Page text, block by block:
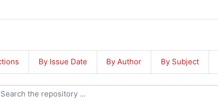
By Issue Date By Author By Subject